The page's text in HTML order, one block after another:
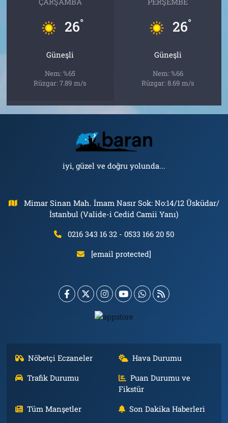
26°
Güneşli
Nem: %65
Rüzgar: 7.89 m/s
26°
Güneşli
Nem: %66
Rüzgar: 8.69 m/s
iyi, güzel ve doğru yolunda...
Mimar Sinan Mah. İmam Nasır Sok: No:14/12 Üsküdar/
İstanbul (Valide-i Cedid Camii Yanı)
0216 343 16 32 - 0533 166 20 50
[email protected]
Nöbetçi Eczaneler
Hava Durumu
Trafik Durumu
Puan Durumu ve
Fikstür
Tüm Manşetler
Son Dakika Haberleri